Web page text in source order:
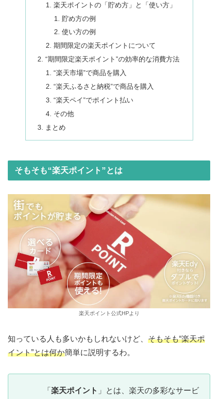
楽天ポイントの「貯め方」と「使い方」
貯め方の例
使い方の例
期間限定の楽天ポイントについて
“期間限定楽天ポイント”の効率的な消費方法
“楽天市場”で商品を購入
“楽天ふるさと納税”で商品を購入
“楽天ペイ”でポイント払い
その他
まとめ
そもそも“楽天ポイント”とは
楽天ポイント公式HPより
知っている人も多いかもしれないけど、 そもそも“楽天ポ
イント”とは何か簡単に説明するわ。
「 楽天ポイント 」とは、楽天の多彩なサービ